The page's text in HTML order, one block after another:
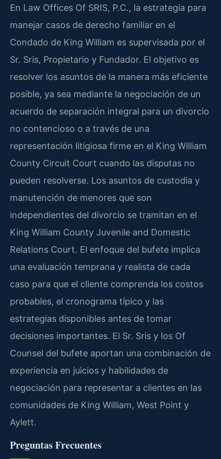
En Law Offices Of SRIS, P.C., la estrategia para
manejar casos de derecho familiar en el
Condado de King William es supervisada por el
Sr. Sris, Propietario y Fundador. El objetivo es
resolver los asuntos de la manera más eficiente
posible, ya sea mediante la negociación de un
acuerdo de separación integral para un divorcio
no contencioso o a través de una
representación litigiosa firme en el King William
County Circuit Court cuando las disputas no
pueden resolverse. Los asuntos de custodia y
manutención de menores que son
independientes del divorcio se tramitan en el
King William County Juvenile and Domestic
Relations Court. El enfoque del bufete implica
una evaluación temprana y realista de cada
caso para que el cliente comprenda los costos
probables, el cronograma típico y las
estrategias disponibles antes de tomar
decisiones importantes. El Sr. Sris y los Of
Counsel del bufete aportan una combinación de
experiencia en juicios y habilidades de
negociación para representar a clientes en las
comunidades de King William, West Point y
Aylett.
Preguntas Frecuentes